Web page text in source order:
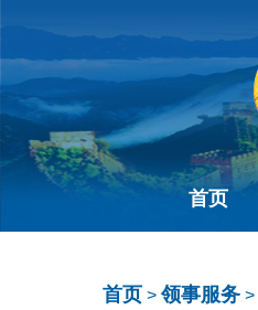
首页
首页 >领事服务 >